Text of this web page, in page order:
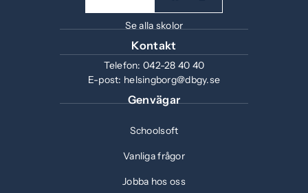
Se alla skolor
Kontakt
Telefon:042-28 40 40
E-post: helsingborg@dbgy.se
Genvägar
Schoolsoft
Vanliga frågor
Jobba hos oss